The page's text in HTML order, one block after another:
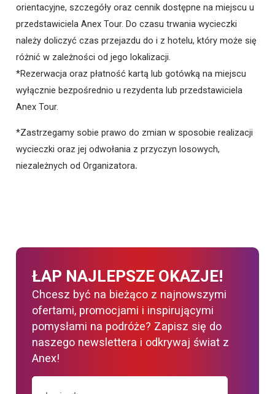
orientacyjne, szczegóły oraz cennik dostępne na miejscu u
przedstawiciela Anex Tour. Do czasu trwania wycieczki
należy doliczyć czas przejazdu do i z hotelu, który może się
różnić w zależności od jego lokalizacji.
*Rezerwacja oraz płatność kartą lub gotówką na miejscu
wyłącznie bezpośrednio u rezydenta lub przedstawiciela
Anex Tour.
*Zastrzegamy sobie prawo do zmian w sposobie realizacji
wycieczki oraz jej odwołania z przyczyn losowych,
niezależnych od Organizatora.
ŁAP NAJLEPSZE OKAZJE!
Chcesz być na bieżąco z najnowszymi
ofertami, promocjami i inspirującymi
pomysłami na podróże? Zapisz się do
naszego newslettera i odkrywaj świat z
Anex!